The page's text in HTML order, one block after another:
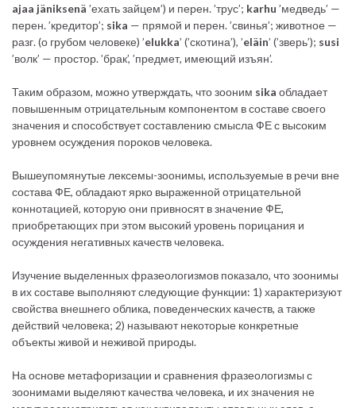
ajaa jäniksenä ’ехать зайцем’) и перен. ’трус’; karhu ’медведь’ —
перен. ’кредитор’; sika — прямой и перен. ’свинья’; животное —
разг. (о грубом человеке) ’elukka’ (’скотина’), ’eläin’ (’зверь’); susi
’волк’ — простор. ’брак’, ’предмет, имеющий изъян’.
Таким образом, можно утверждать, что зооним sika обладает
повышенным отрицательным компонентом в составе своего
значения и способствует составлению смысла ФЕ с высоким
уровнем осуждения пороков человека.
Вышеупомянутые лексемы-зоонимы, используемые в речи вне
состава ФЕ, обладают ярко выраженной отрицательной
коннотацией, которую они привносят в значение ФЕ,
приобретающих при этом высокий уровень порицания и
осуждения негативных качеств человека.
Изучение выделенных фразеологизмов показало, что зоонимы
в их составе выполняют следующие функции: 1) характеризуют
свойства внешнего облика, поведенческих качеств, а также
действий человека; 2) называют некоторые конкретные
объекты живой и неживой природы.
На основе метафоризации и сравнения фразеологизмы с
зоонимами выделяют качества человека, и их значения не